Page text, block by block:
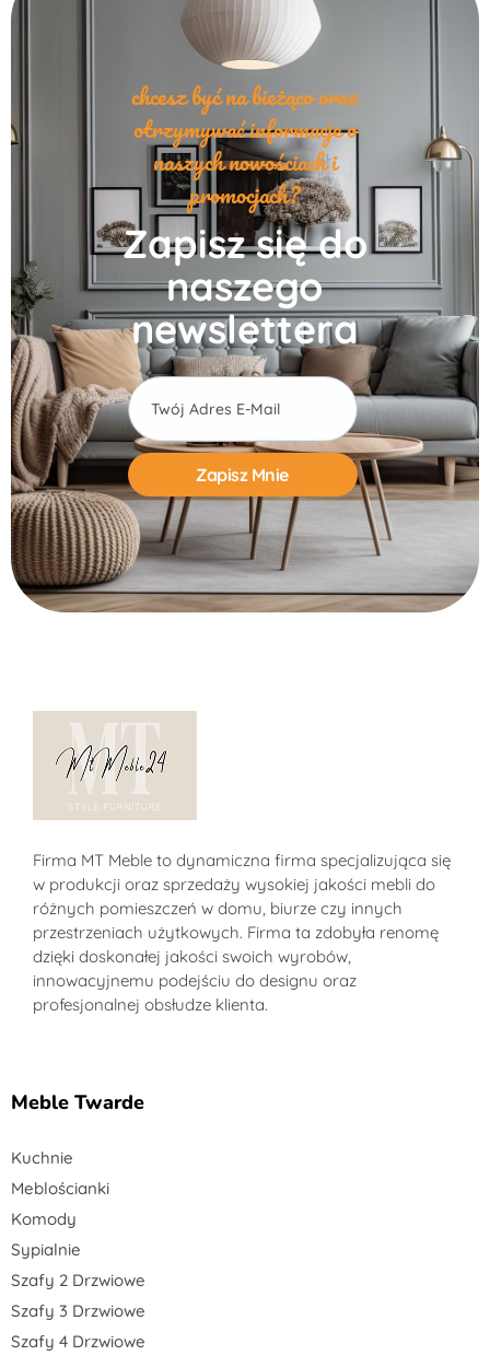
chcesz być na bieżąco oraz
otrzymywać informacje o
naszych nowościach i
promocjach?
Zapisz się do
naszego
newslettera
Alternative:
Firma MT Meble to dynamiczna firma specjalizująca się
w produkcji oraz sprzedaży wysokiej jakości mebli do
różnych pomieszczeń w domu, biurze czy innych
przestrzeniach użytkowych. Firma ta zdobyła renomę
dzięki doskonałej jakości swoich wyrobów,
innowacyjnemu podejściu do designu oraz
profesjonalnej obsłudze klienta.
Meble Twarde
Kuchnie
Meblościanki
Komody
Sypialnie
Szafy 2 Drzwiowe
Szafy 3 Drzwiowe
Szafy 4 Drzwiowe